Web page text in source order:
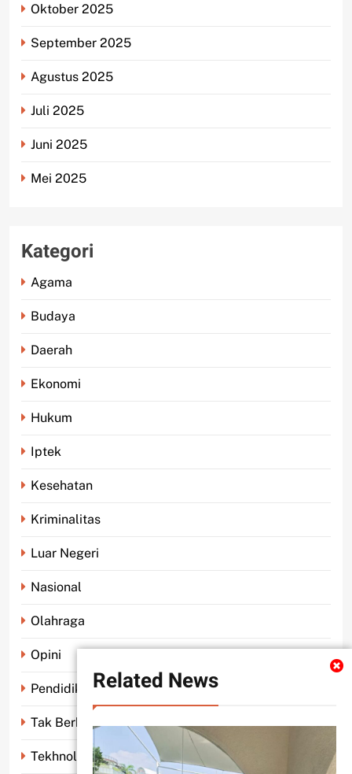
Related News
Oktober 2025
September 2025
Agustus 2025
Juli 2025
Juni 2025
Mei 2025
Kategori
Agama
Budaya
Daerah
Ekonomi
Hukum
Iptek
Kesehatan
Kriminalitas
Luar Negeri
Nasional
Olahraga
Opini
Pendidikan
Tak Berkategori
Tekhnologi